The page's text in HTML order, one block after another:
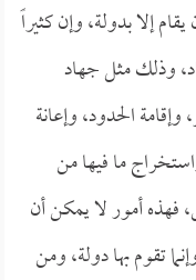
إلا بدولة، وإن كثيراً
وذلك مثل جهاد
الحدود، وإعانة
ما فيها من
فهذه أمور لا يمكن أن
تقوم بها دولة، ومن